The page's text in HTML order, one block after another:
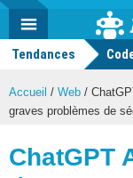
Actu
geek
MENU
Tendances
Accueil / Web /
graves problèmes de
ChatGPT